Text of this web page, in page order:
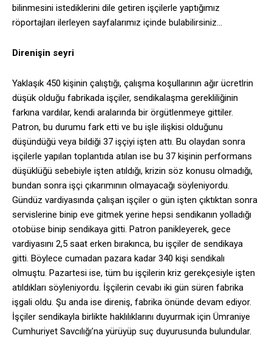
bilinmesini istediklerini dile getiren işçilerle yaptığımız
röportajları ilerleyen sayfalarımız içinde bulabilirsiniz…
Direnişin seyri
Yaklaşık 450 kişinin çalıştığı, çalışma koşullarının ağır ücretlrin
düşük olduğu fabrikada işçiler, sendikalaşma gerekliliğinin
farkına vardılar, kendi aralarında bir örgütlenmeye gittiler.
Patron, bu durumu fark etti ve bu işle ilişkisi olduğunu
düşündüğü veya bildiği 37 işçiyi işten attı. Bu olaydan sonra
işçilerle yapılan toplantıda atılan ise bu 37 kişinin performans
düşüklüğü sebebiyle işten atıldığı, krizin söz konusu olmadığı,
bundan sonra işçi çıkarımının olmayacağı söyleniyordu.
Gündüz vardiyasında çalışan işçiler o gün işten çıktıktan sonra
servislerine binip eve gitmek yerine hepsi sendikanın yolladığı
otobüse binip sendikaya gitti. Patron panikleyerek, gece
vardiyasını 2,5 saat erken bırakınca, bu işçiler de sendikaya
gitti. Böylece cumadan pazara kadar 340 kişi sendikalı
olmuştu. Pazartesi ise, tüm bu işçilerin kriz gerekçesiyle işten
atıldıkları söyleniyordu. İşçilerin cevabı iki gün süren fabrika
işgali oldu. Şu anda ise direniş, fabrika önünde devam ediyor.
İşçiler sendikayla birlikte haklılıklarını duyurmak için Ümraniye
Cumhuriyet Savcılığı’na yürüyüp suç duyurusunda bulundular.